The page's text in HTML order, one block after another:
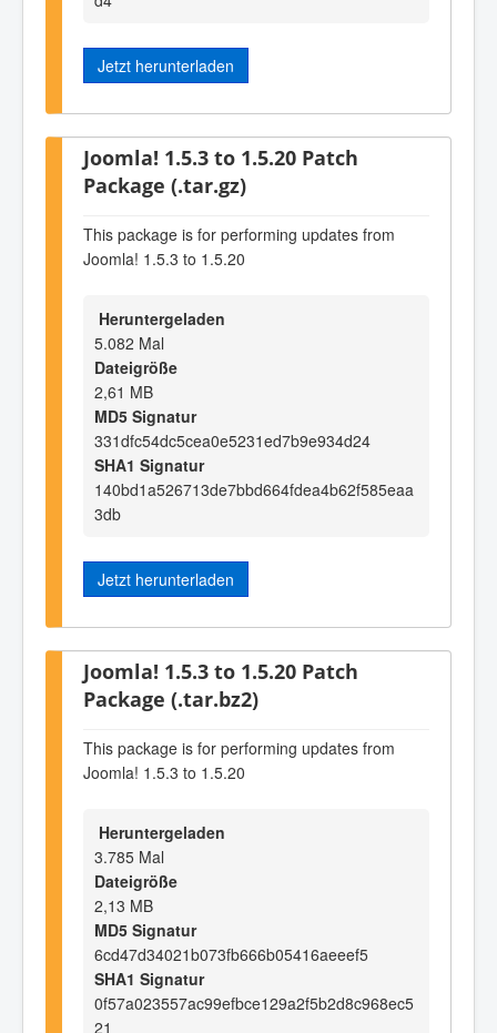
Jetzt herunterladen
Joomla! 1.5.3 to 1.5.20 Patch
Package (.tar.gz)
This package is for performing updates from
Joomla! 1.5.3 to 1.5.20
Heruntergeladen
5.082 Mal
Dateigröße
2,61 MB
MD5 Signatur
331dfc54dc5cea0e5231ed7b9e934d24
SHA1 Signatur
140bd1a526713de7bbd664fdea4b62f585eaa
3db
Jetzt herunterladen
Joomla! 1.5.3 to 1.5.20 Patch
Package (.tar.bz2)
This package is for performing updates from
Joomla! 1.5.3 to 1.5.20
Heruntergeladen
3.785 Mal
Dateigröße
2,13 MB
MD5 Signatur
6cd47d34021b073fb666b05416aeeef5
SHA1 Signatur
0f57a023557ac99efbce129a2f5b2d8c968ec5
21